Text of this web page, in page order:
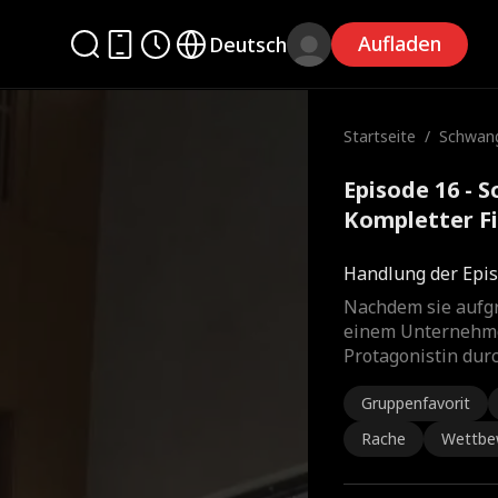
Deutsch Aufladen
Startseite /
Episode 16 -
Kompletter
Handlung der
Nachdem sie
einem
Protagonistin
Gruppenfavorit
Rache